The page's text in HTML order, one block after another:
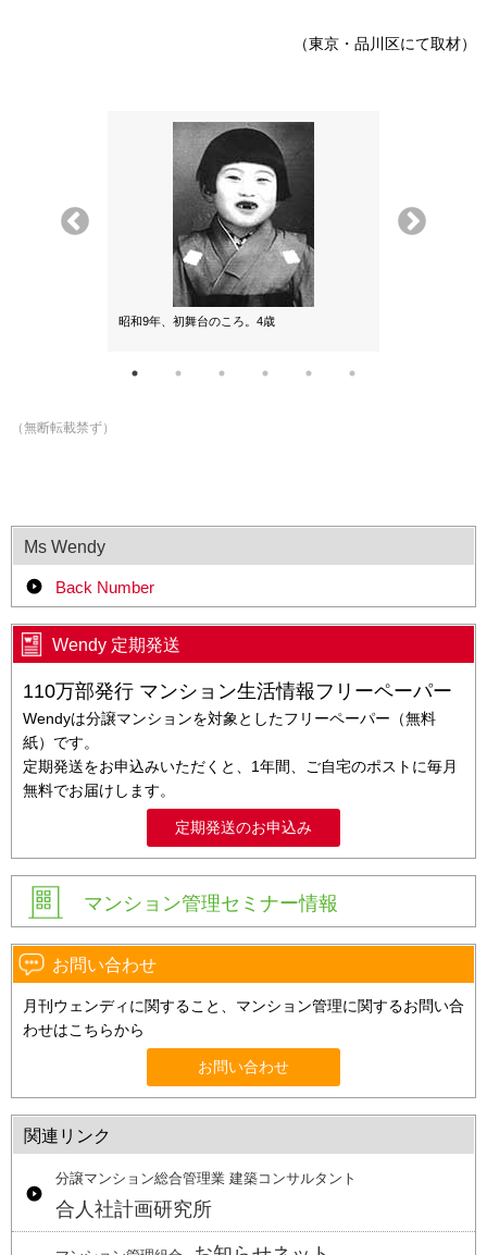
（東京・品川区にて取材）
昭和9年、初舞台のころ。4歳
（無断転載禁ず）
Ms Wendy
Back Number
Wendy 定期発送
110万部発行 マンション生活情報フリーペーパー
Wendyは分譲マンションを対象としたフリーペーパー（無料
紙）です。
定期発送をお申込みいただくと、1年間、ご自宅のポストに毎月
無料でお届けします。
定期発送のお申込み
マンション管理セミナー情報
お問い合わせ
月刊ウェンディに関すること、マンション管理に関するお問い合
わせはこちらから
お問い合わせ
関連リンク
分譲マンション総合管理業 建築コンサルタント
合人社計画研究所